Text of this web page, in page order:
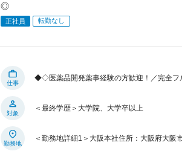
◎
正社員 転勤なし
仕事
◆◇医薬品開発薬事経験の方歓迎！／完全フ
対象
＜最終学歴＞大学院、大学卒以上
勤務地
＜勤務地詳細1＞大阪本社住所：大阪府大